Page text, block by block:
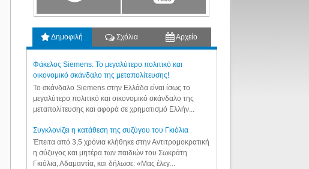
Δημοφιλή Σχόλια Αρχείο
Φάκελος Siemens: Το μεγαλύτερο πολιτικό και
οικονομικό σκάνδαλο της μεταπολίτευσης!
Το σκάνδαλο Siemens στην Ελλάδα είναι ίσως το
μεγαλύτερο πολιτικό και οικονομικό σκάνδαλο της
μεταπολίτευσης και αφορά σε χρηματισμό Ελλήν...
Συγκλονίζει η κατάθεση της συζύγου του Γκιόλια
Έπειτα από 3,5 χρόνια κλήθηκε στην Αντιτρομοκρατική
η σύζυγος και μητέρα των παιδιών του Σωκράτη
Γκιόλια, Αδαμαντία, και δήλωσε: «Μας έλεγ...